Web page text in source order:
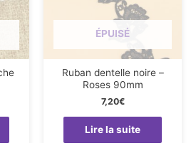
ÉPUISÉ
Ruban dentelle noire –
Roses 90mm
7,20€
Lire la suite